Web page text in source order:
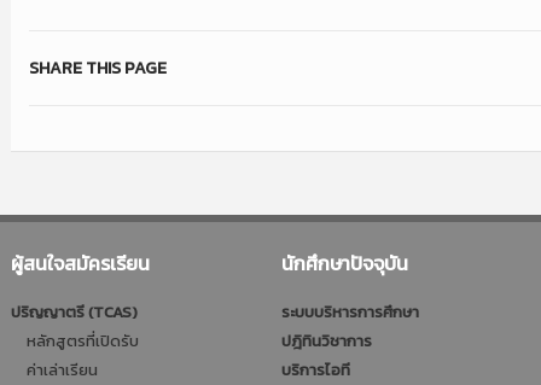
SHARE THIS PAGE
ผู้สนใจสมัครเรียน
ปริญญาตรี (TCAS)
หลักสูตรที่เปิดรับ
ค่าเล่าเรียน
นักศึกษาปัจจุบัน
ระบบบริหารการศึกษา
ปฎิทินวิชาการ
บริการไอที